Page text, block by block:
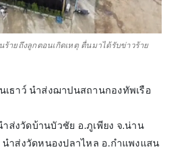
ายถึงลูกตอนเกิดเหตุ ตื่นมาได้รับข่าวร้าย
เธาว์ นำส่งฌาปนสถานกองทัพเรือ
ำส่งวัดบ้านบัวชัย อ.ภูเพียง จ.น่าน
ำส่งวัดหนองปลาไหล อ.กำแพงแสน